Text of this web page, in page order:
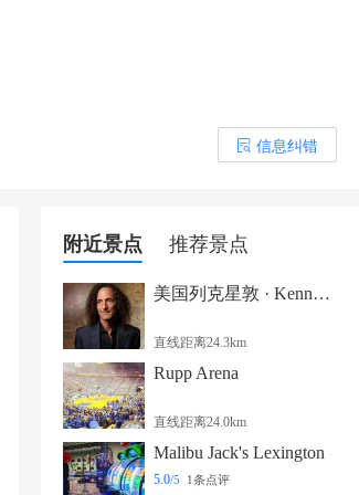
󰎒 信息纠错
附近景点 推荐景点
美国列克星敦 · Kenny G 巡演
直线距离24.3km
Rupp Arena
直线距离24.0km
Malibu Jack's Lexington
5.0/5 1条点评